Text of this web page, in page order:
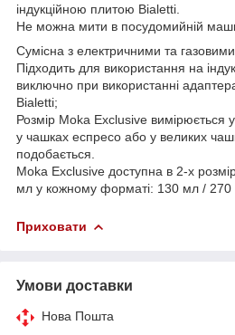
індукційною плитою Bialetti.
Не можна мити в посудомийній
Сумісна з електричними та
Підходить для використання на
виключно при використанні
Bialetti;
Розмір Moka Exclusive вимірюється
у чашках еспресо або у великих
подобається.
Moka Exclusive доступна в 2-х
мл у кожному форматі: 130 мл /
Приховати
Умови доставки
Нова Пошта